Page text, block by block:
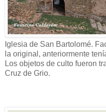
Iglesia de San Bartolomé.
la original, anteriormente
Los objetos de culto fueron
Cruz de Grio.